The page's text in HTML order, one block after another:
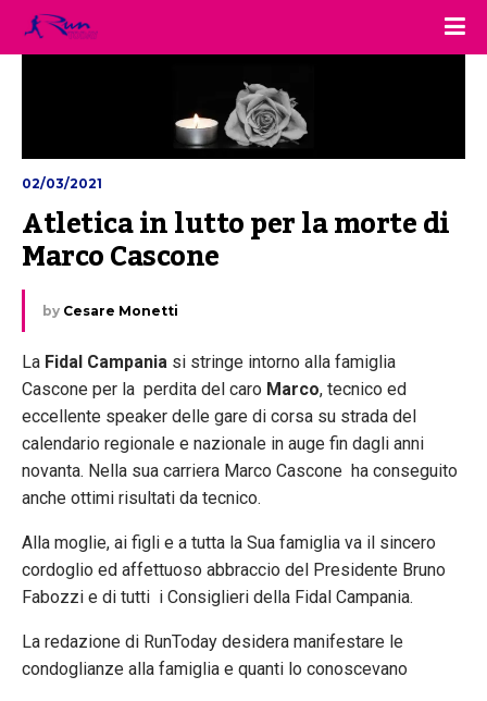
02/03/2021
Atletica in lutto per la morte di
Marco Cascone
by Cesare Monetti
La Fidal Campania si stringe intorno alla famiglia
Cascone per la perdita del caro Marco, tecnico ed
eccellente speaker delle gare di corsa su strada del
calendario regionale e nazionale in auge fin dagli anni
novanta. Nella sua carriera Marco Cascone ha conseguito
anche ottimi risultati da tecnico.
Alla moglie, ai figli e a tutta la Sua famiglia va il sincero
cordoglio ed affettuoso abbraccio del Presidente Bruno
Fabozzi e di tutti i Consiglieri della Fidal Campania.
La redazione di RunToday desidera manifestare le
condoglianze alla famiglia e quanti lo conoscevano